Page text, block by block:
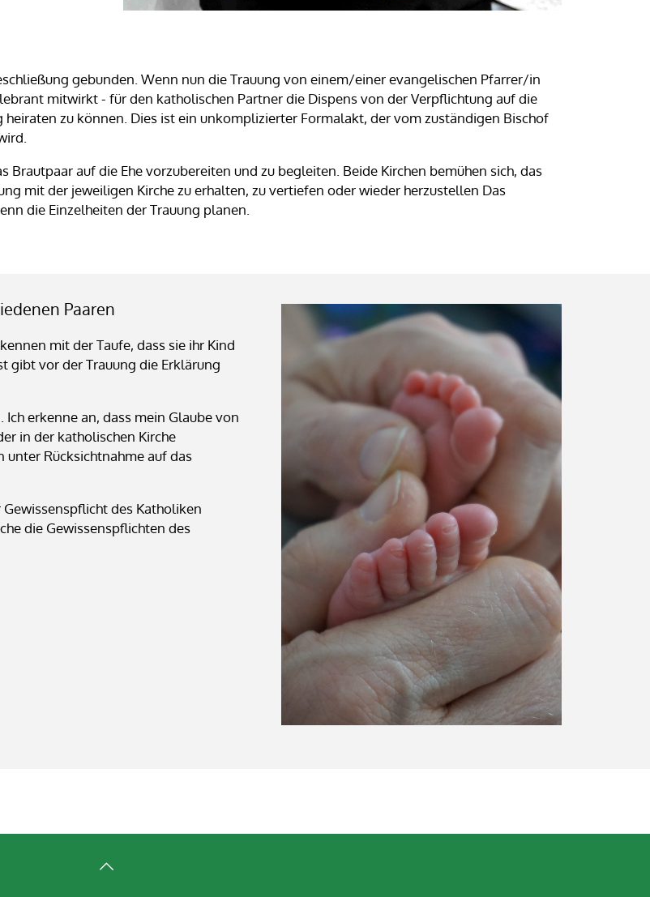
gebunden. Wenn nun die Trauung von einem/einer evangelischen Pfarrer/in
mitwirkt - für den katholischen Partner die Dispens von der Verpflichtung auf die
zu können. Dies ist ein unkomplizierter Formalakt, der vom zuständigen Bischof
Brautpaar auf die Ehe vorzubereiten und zu begleiten. Beide Kirchen bemühen sich, das
mit der jeweiligen Kirche zu erhalten, zu vertiefen oder wieder herzustellen Das
die Einzelheiten der Trauung planen.
Paaren
mit der Taufe, dass sie ihr Kind
gibt vor der Trauung die Erklärung
erkenne an, dass mein Glaube von
in der katholischen Kirche
unter Rücksichtnahme auf das
des Katholiken
die Gewissenspflichten des